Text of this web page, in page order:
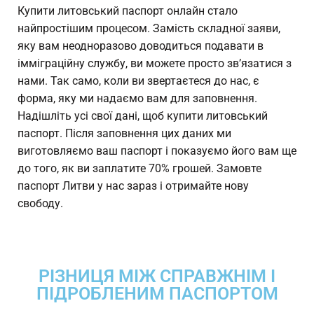
Купити литовський паспорт онлайн стало
найпростішим процесом. Замість складної заяви,
яку вам неодноразово доводиться подавати в
імміграційну службу, ви можете просто зв’язатися з
нами. Так само, коли ви звертаєтеся до нас, є
форма, яку ми надаємо вам для заповнення.
Надішліть усі свої дані, щоб купити литовський
паспорт. Після заповнення цих даних ми
виготовляємо ваш паспорт і показуємо його вам ще
до того, як ви заплатите 70% грошей. Замовте
паспорт Литви у нас зараз і отримайте нову
свободу.
РІЗНИЦЯ МІЖ СПРАВЖНІМ І
ПІДРОБЛЕНИМ ПАСПОРТОМ